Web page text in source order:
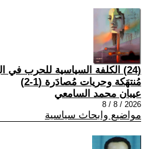
(24) الكلفة السياسية للحرب في
مُنتهَكة وحريات مُصادَرة (1-2)
عيبان محمد السامعي
2026 / 8 / 8
مواضيع وابحاث سياسية